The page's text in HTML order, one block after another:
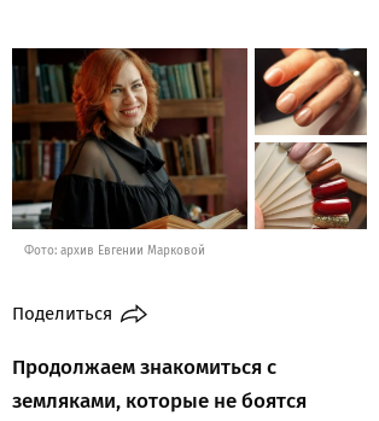
Фото: архив Евгении Марковой
Поделиться
Продолжаем знакомиться с
земляками, которые не боятся